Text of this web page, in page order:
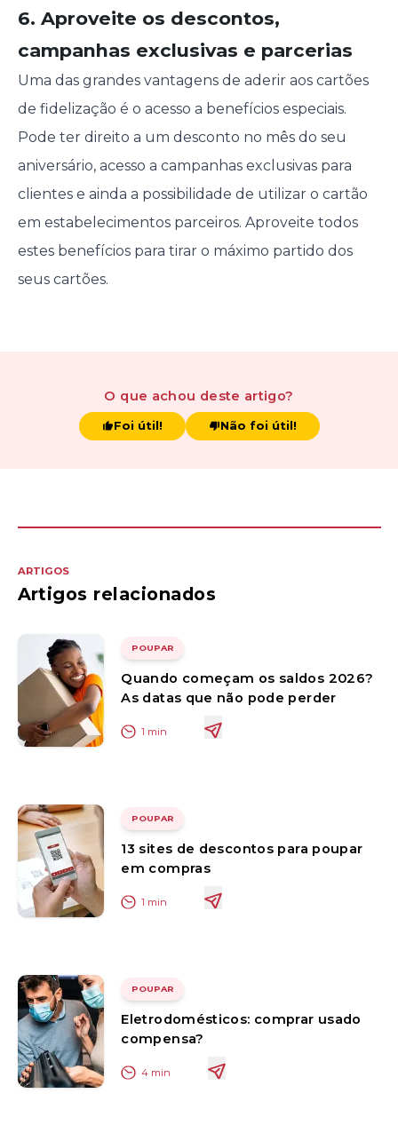
6. Aproveite os descontos,
campanhas exclusivas e parcerias
Uma das grandes vantagens de aderir aos cartões
de fidelização é o acesso a benefícios especiais.
Pode ter direito a um desconto no mês do seu
aniversário, acesso a campanhas exclusivas para
clientes e ainda a possibilidade de utilizar o cartão
em estabelecimentos parceiros. Aproveite todos
estes benefícios para tirar o máximo partido dos
seus cartões.
O que achou deste artigo?
Foi útil! Não foi útil!
ARTIGOS
Artigos relacionados
POUPAR
Quando começam os saldos 2026?
As datas que não pode perder
1 min
POUPAR
13 sites de descontos para poupar
em compras
1 min
POUPAR
Eletrodomésticos: comprar usado
compensa?
4 min